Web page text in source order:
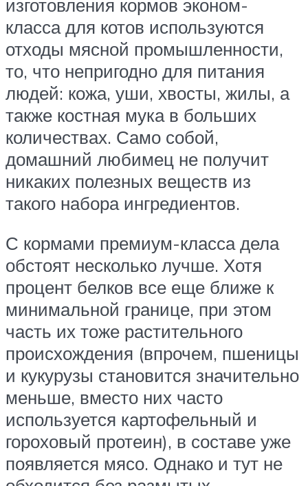
изготовления кормов эконом-
класса для котов используются
отходы мясной промышленности,
то, что непригодно для питания
людей: кожа, уши, хвосты, жилы, а
также костная мука в больших
количествах. Само собой,
домашний любимец не получит
никаких полезных веществ из
такого набора ингредиентов.
С кормами премиум-класса дела
обстоят несколько лучше. Хотя
процент белков все еще ближе к
минимальной границе, при этом
часть их тоже растительного
происхождения (впрочем, пшеницы
и кукурузы становится значительно
меньше, вместо них часто
используется картофельный и
гороховый протеин), в составе уже
появляется мясо. Однако и тут не